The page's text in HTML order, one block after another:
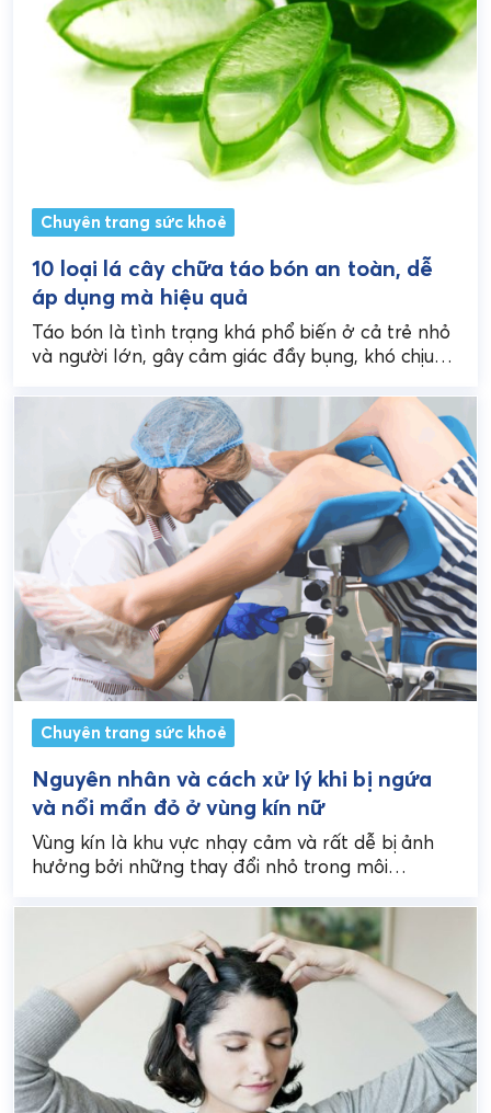
Chuyên trang sức khoẻ
10 loại lá cây chữa táo bón an toàn, dễ
áp dụng mà hiệu quả
Táo bón là tình trạng khá phổ biến ở cả trẻ nhỏ
và người lớn, gây cảm giác đầy bụng, khó chịu
Chuyên trang sức khoẻ
Nguyên nhân và cách xử lý khi bị ngứa
và nổi mẩn đỏ ở vùng kín nữ
Vùng kín là khu vực nhạy cảm và rất dễ bị ảnh
hưởng bởi những thay đổi nhỏ trong môi